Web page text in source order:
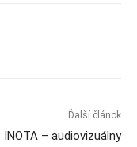
Ďalší článok
INOTA – audiovizuálny